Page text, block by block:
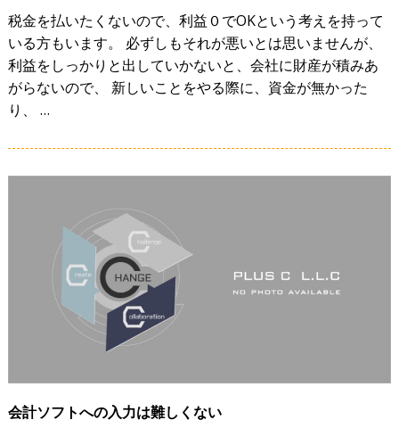
税金を払いたくないので、利益０でOKという考えを持って
いる方もいます。 必ずしもそれが悪いとは思いませんが、
利益をしっかりと出していかないと、会社に財産が積みあ
がらないので、 新しいことをやる際に、資金が無かった
り、 …
会計ソフトへの入力は難しくない